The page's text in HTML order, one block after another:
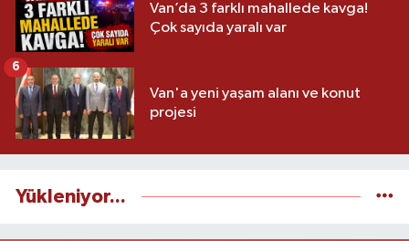
Van’da 3 farklı mahallede kavga!
Çok sayıda yaralı var
Van'a yeni yaşam alanı ve konut
projesi
6
Yükleniyor...